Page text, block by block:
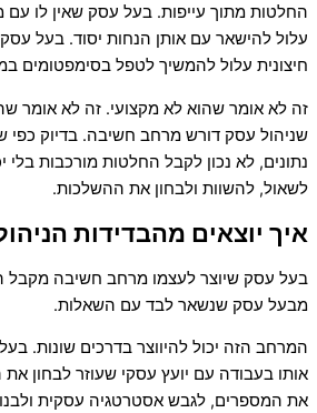
החלטות מתוך עייפות. בעל עסק שאין לו עם
עלול להישאר עם אותן הנחות יסוד. בעל
חיצונית עלול להמשיך לטפל בסימפטומים
זה לא אומר שהוא לא מקצועי. זה לא אומר
שניהול עסק דורש מרחב חשיבה. בדיוק כפי
נתונים, לא נכון לקבל החלטות מורכבות בלי
לשאול, להשוות ולבחון את ההשלכות.
איך יוצאים מהבדידות
בעל עסק שיוצר לעצמו מרחב חשיבה מקבל
מבעל עסק שנשאר לבד עם השאלות.
המרחב הזה יכול להיווצר בדרכים שונות.
אותו בעבודה עם יועץ עסקי שעוזר לבחון
את המספרים, לגבש אסטרטגיה עסקית